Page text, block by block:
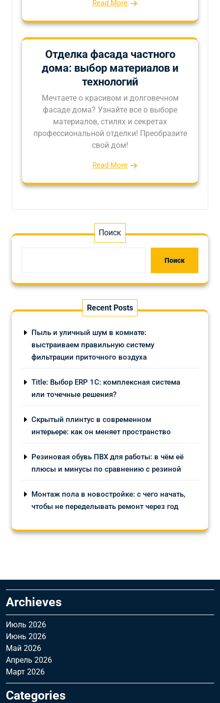
Read More
Отделка фасада частного
дома: выбор материалов и
технологий
Мечтаете о красивом и долговечном
фасаде дома? Узнайте все о выборе
материалов, стилях и секретах
профессиональной отделки! Преобразите
свой дом!
Read More
Поиск
Поиск
Recent Posts
Пыль и уличный шум в комнате:
выстраиваем правильную систему
фильтрации приточного воздуха
Title: Выбор ERP 1С: комплексная система
или точечные решения?
Скрытый плинтус в современном
интерьере: как он меняет пространство
Резиновая обувь ПВХ для работы: в чём её
плюсы и минусы по сравнению с резиной
Монтаж пола в новостройке: с чего начать,
чтобы не переделывать ремонт через год
Archieves
Июль 2026
Июнь 2026
Май 2026
Апрель 2026
Март 2026
Categories